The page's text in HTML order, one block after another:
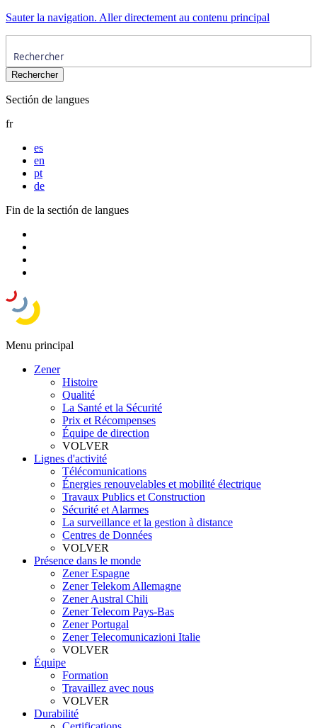
Sauter la navigation. Aller directement au contenu principal
Sectión de langues
fr
es
en
pt
de
Fin de la sectión de langues
Menu principal
Zener
Histoire
Qualité
La Santé et la Sécurité
Prix et Récompenses
Équipe de direction
VOLVER
Lignes d'activité
Télécomunications
Énergies renouvelables et mobilité électrique
Travaux Publics et Construction
Sécurité et Alarmes
La surveillance et la gestion à distance
Centres de Données
VOLVER
Présence dans le monde
Zener Espagne
Zener Telekom Allemagne
Zener Austral Chili
Zener Telecom Pays-Bas
Zener Portugal
Zener Telecomunicazioni Italie
VOLVER
Équipe
Formation
Travaillez avec nous
VOLVER
Durabilité